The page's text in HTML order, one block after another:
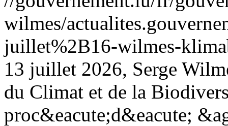
wilmes/
juillet%2B16-wilmes-
13 juillet 2026, Serge
du Climat et de la
proc&eacute;d&eacute;